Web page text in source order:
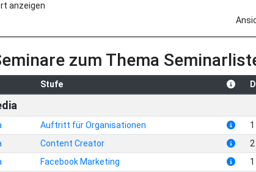
anzeigen
zum Thema
Stufe
Auftritt für Organisationen
Content Creator
Facebook Marketing